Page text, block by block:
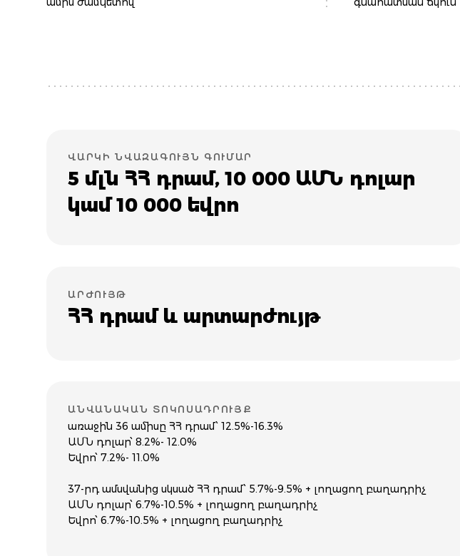
ՎԱՐԿԻ ՆՎԱԶԱԳՈՒՅՆ ԳՈՒՄԱՐ
5 մլն ՀՀ դրամ, 10 000 ԱՄՆ դոլար
կամ 10 000 եվրո
ԱՐԺՈՒՅԹ
ՀՀ դրամ և արտարժույթ
ԱՆՎԱՆԱԿԱՆ ՏՈԿՈՍԱԴՐՈՒՅՔ
առաջին 36 ամիսը ՀՀ դրամ՝ 12.5%-16.3%
ԱՄՆ դոլար՝ 8.2%- 12.0%
Եվրո՝ 7.2%- 11.0%
37-րդ ամսվանից սկսած ՀՀ դրամ՝ 5.7%-9.5% + լողացող բաղադրիչ
ԱՄՆ դոլար՝ 6.7%-10.5% + լողացող բաղադրիչ
Եվրո՝ 6.7%-10.5% + լողացող բաղադրիչ